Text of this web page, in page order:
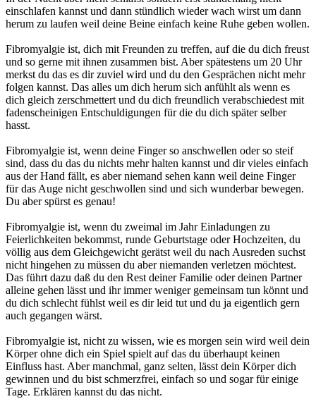
einschlafen kannst und dann stündlich wieder wach wirst um dann
herum zu laufen weil deine Beine einfach keine Ruhe geben wollen.
Fibromyalgie ist, dich mit Freunden zu treffen, auf die du dich freust
und so gerne mit ihnen zusammen bist. Aber spätestens um 20 Uhr
merkst du das es dir zuviel wird und du den Gesprächen nicht mehr
folgen kannst. Das alles um dich herum sich anfühlt als wenn es
dich gleich zerschmettert und du dich freundlich verabschiedest mit
fadenscheinigen Entschuldigungen für die du dich später selber
hasst.
Fibromyalgie ist, wenn deine Finger so anschwellen oder so steif
sind, dass du das du nichts mehr halten kannst und dir vieles einfach
aus der Hand fällt, es aber niemand sehen kann weil deine Finger
für das Auge nicht geschwollen sind und sich wunderbar bewegen.
Du aber spürst es genau!
Fibromyalgie ist, wenn du zweimal im Jahr Einladungen zu
Feierlichkeiten bekommst, runde Geburtstage oder Hochzeiten, du
völlig aus dem Gleichgewicht gerätst weil du nach Ausreden suchst
nicht hingehen zu müssen du aber niemanden verletzen möchtest.
Das führt dazu daß du den Rest deiner Familie oder deinen Partner
alleine gehen lässt und ihr immer weniger gemeinsam tun könnt und
du dich schlecht fühlst weil es dir leid tut und du ja eigentlich gern
auch gegangen wärst.
Fibromyalgie ist, nicht zu wissen, wie es morgen sein wird weil dein
Körper ohne dich ein Spiel spielt auf das du überhaupt keinen
Einfluss hast. Aber manchmal, ganz selten, lässt dein Körper dich
gewinnen und du bist schmerzfrei, einfach so und sogar für einige
Tage. Erklären kannst du das nicht.